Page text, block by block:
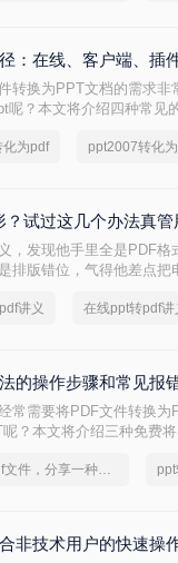
：在线、客户端、插
转换为PPT文档的需求
呢？本文将介绍四种常见
为pdf ppt2007转化
试过这几个办法真管
，发现他手里全是PDF
排版错位，气得他差点把
不同。下面我按实际使
讲义 在线ppt转pdf讲
的操作步骤和常见报
常需要将PDF文件转换
？本文将介绍三种免费将
ppt转的pdf文件，分享一种简单的方法
非技术用户的快速操